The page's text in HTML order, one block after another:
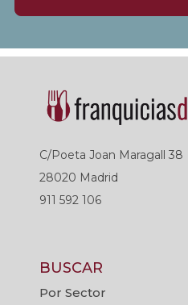
C/Poeta Joan Maragall 38
28020 Madrid
911 592 106
BUSCAR
Por Sector